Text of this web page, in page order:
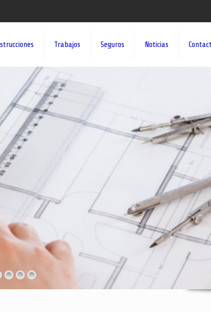
Trabajos Seguros Noticias
¡¡DAMOS VIDA A SUS